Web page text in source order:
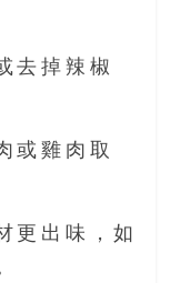
去掉辣椒
或雞肉取
更出味，如